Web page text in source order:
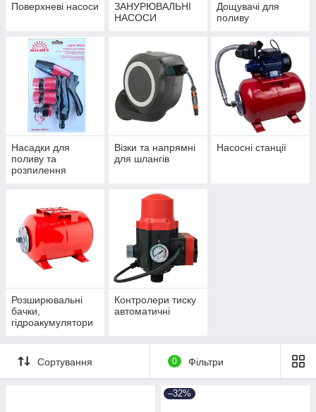
Поверхневі насоси
ЗАНУРЮВАЛЬНІ
НАСОСИ
Дощувачі для
поливу
Насадки для
поливу та
розпилення
Візки та напрямні
для шлангів
Насосні станції
Розширювальні
бачки,
гідроакумулятори
Контролери тиску
автоматичні
Сортування 0 Фільтри
–32%